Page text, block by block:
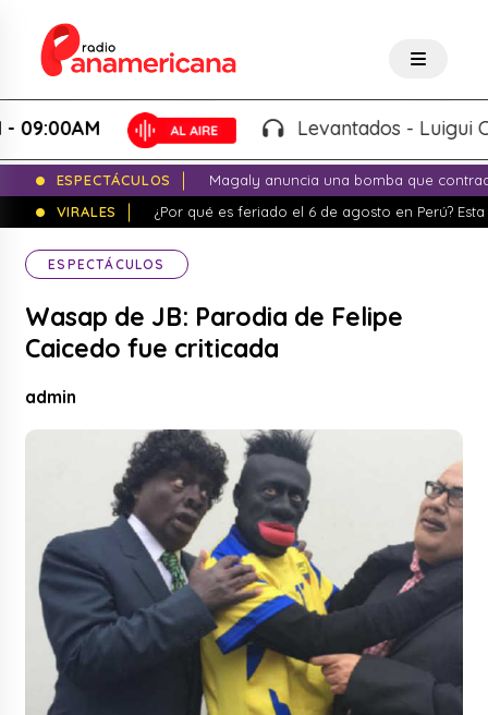
Levantados - Luigui
ESPECTÁCULOS
Magaly anuncia una bomba que
VIRALES
¿Por qué es feriado el 6 de agosto en Perú?
ESPECTÁCULOS
Wasap de JB: Parodia de Felipe
Caicedo fue criticada
admin